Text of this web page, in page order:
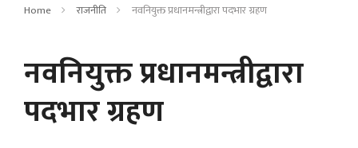
Home राजनीति नवनियुक्त प्रधानमन्त्रीद्वारा पदभार ग्रहण
नवनियुक्त प्रधानमन्त्रीद्वारा
पदभार ग्रहण